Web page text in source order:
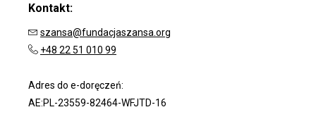
Kontakt:
szansa@fundacjaszansa.org
+48 22 51 010 99
Adres do e-doręczeń:
AE:PL-23559-82464-WFJTD-16